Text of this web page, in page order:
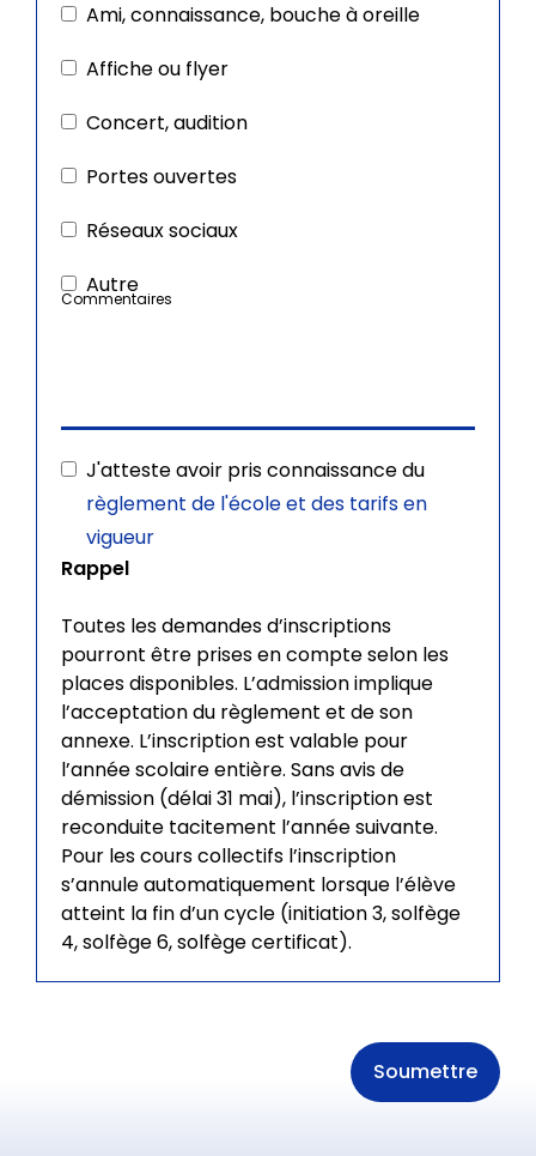
Ami, connaissance, bouche à oreille
Affiche ou flyer
Concert, audition
Portes ouvertes
Réseaux sociaux
Autre
Commentaires
J'atteste avoir pris connaissance du
règlement de l'école et des tarifs en
vigueur
Rappel
Toutes les demandes d’inscriptions
pourront être prises en compte selon les
places disponibles. L’admission implique
l’acceptation du règlement et de son
annexe. L’inscription est valable pour
l’année scolaire entière. Sans avis de
démission (délai 31 mai), l’inscription est
reconduite tacitement l’année suivante.
Pour les cours collectifs l’inscription
s’annule automatiquement lorsque l’élève
atteint la fin d’un cycle (initiation 3, solfège
4, solfège 6, solfège certificat).